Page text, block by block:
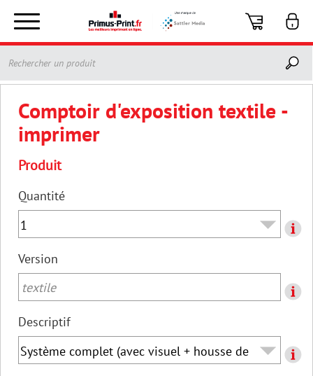
Toggle
navigation
Comptoir d'exposition textile -
imprimer
Produit
Quantité
Version
textile
Descriptif